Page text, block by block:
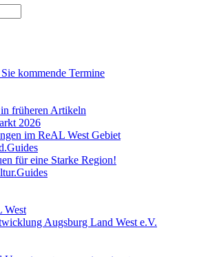
kommende Termine
früheren Artikeln
2026
im ReAL West Gebiet
für eine Starke Region!
Augsburg Land West e.V.